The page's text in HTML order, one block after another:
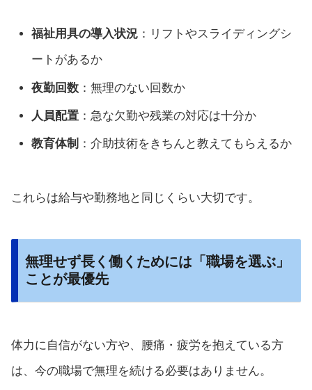
福祉用具の導入状況 ：リフトやスライディングシ
ートがあるか
夜勤回数 ：無理のない回数か
人員配置 ：急な欠勤や残業の対応は十分か
教育体制 ：介助技術をきちんと教えてもらえるか
これらは給与や勤務地と同じくらい大切です。
無理せず長く働くためには「職場を選ぶ」
ことが最優先
体力に自信がない方や、腰痛・疲労を抱えている方
は、今の職場で無理を続ける必要はありません。